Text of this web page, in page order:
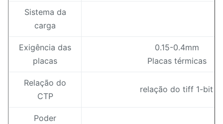
Sistema da
carga
Exigência das
placas
0.15-0.4mm
Placas térmicas
Relação do
CTP
relação do tiff 1-bit e
Poder